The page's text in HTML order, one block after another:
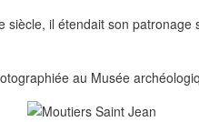
siècle, il étendait son patronage
au Musée